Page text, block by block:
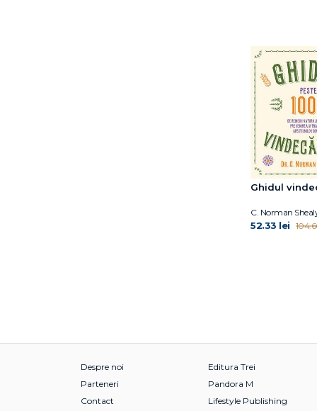
Peter B Scott-Morgan
Rachel Hollis
Rael Isacowitz
Ghidul
C. Norman
52.33 lei
Despre noi
Parteneri
Contact
Editura Trei
Pandora M
Lifestyle Publishing